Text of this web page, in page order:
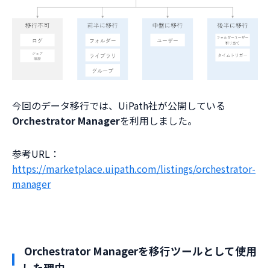
今回のデータ移行では、UiPath社が公開している
Orchestrator Managerを利用しました。
参考URL：
https://marketplace.uipath.com/listings/orchestrator-
manager
Orchestrator Managerを移行ツールとして使用